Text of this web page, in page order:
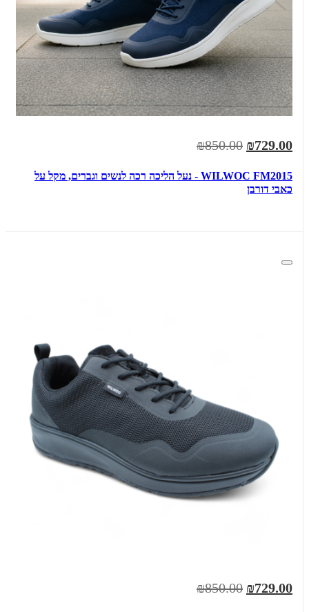
₪729.00
₪850.00
WILWOC FM2015 - נעל הליכה רכה לנשים וגברים, מקל על
כאבי דורבן
₪729.00
₪850.00